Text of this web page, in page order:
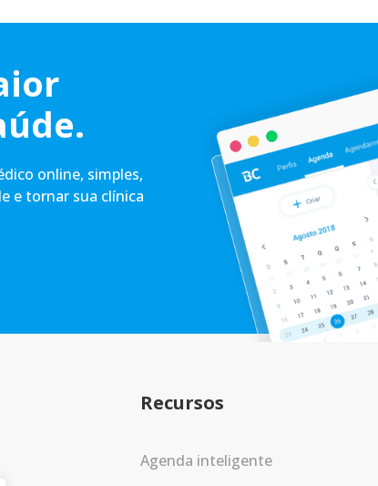
online, simples,
e tornar sua clínica
Recursos
Agenda inteligente